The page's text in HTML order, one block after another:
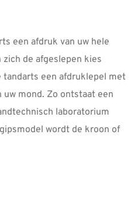
een afdruk van uw hele
de afgeslepen kies
een afdruklepel met
mond. Zo ontstaat een
laboratorium
wordt de kroon of